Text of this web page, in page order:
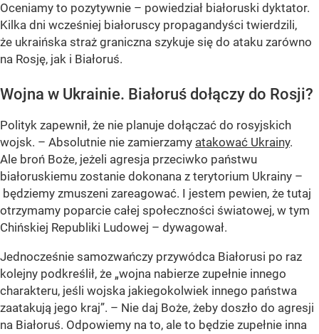
Oceniamy to pozytywnie – powiedział białoruski dyktator.
Kilka dni wcześniej białoruscy propagandyści twierdzili,
że ukraińska straż graniczna szykuje się do ataku zarówno
na Rosję, jak i Białoruś.
Wojna w Ukrainie. Białoruś dołączy do Rosji?
Polityk zapewnił, że nie planuje dołączać do rosyjskich
wojsk. – Absolutnie nie zamierzamy atakować Ukrainy.
Ale broń Boże, jeżeli agresja przeciwko państwu
białoruskiemu zostanie dokonana z terytorium Ukrainy –
będziemy zmuszeni zareagować. I jestem pewien, że tutaj
otrzymamy poparcie całej społeczności światowej, w tym
Chińskiej Republiki Ludowej – dywagował.
Jednocześnie samozwańczy przywódca Białorusi po raz
kolejny podkreślił, że „wojna nabierze zupełnie innego
charakteru, jeśli wojska jakiegokolwiek innego państwa
zaatakują jego kraj”. – Nie daj Boże, żeby doszło do agresji
na Białoruś. Odpowiemy na to, ale to będzie zupełnie inna